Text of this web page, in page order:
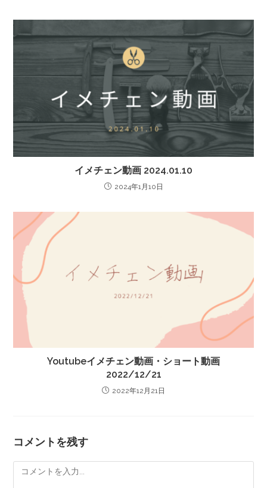
イメチェン動画 2024.01.10
2024年1月10日
Youtubeイメチェン動画・ショート動画
2022/12/21
2022年12月21日
コメントを残す